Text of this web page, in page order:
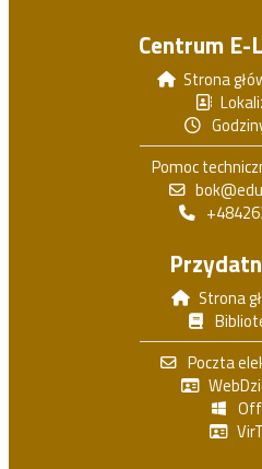
Centrum E-
Strona
Pomoc
Strona
Poczta